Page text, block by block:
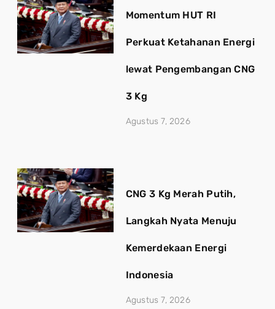
Momentum HUT RI
Perkuat Ketahanan Energi
lewat Pengembangan CNG
3 Kg
Agustus 7, 2026
CNG 3 Kg Merah Putih,
Langkah Nyata Menuju
Kemerdekaan Energi
Indonesia
Agustus 7, 2026